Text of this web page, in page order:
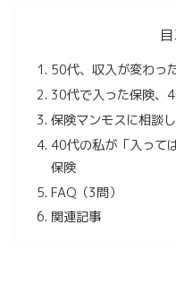
50代、収入が変わっ
30代で入った保険、
保険マンモスに相談
40代の私が「入って
保険
FAQ（3問）
関連記事